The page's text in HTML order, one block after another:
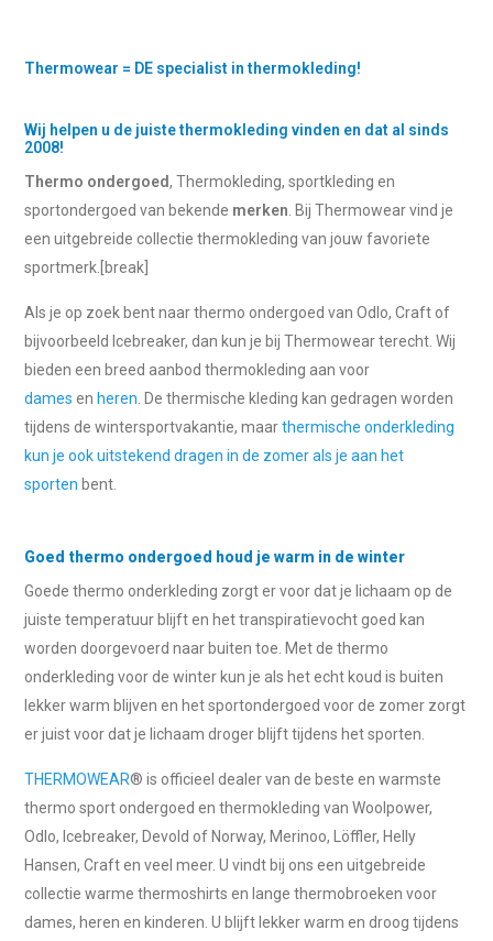
Thermowear = DE specialist in thermokleding!
Wij helpen u de juiste thermokleding vinden en dat al sinds
2008!
Thermo ondergoed, Thermokleding, sportkleding en
sportondergoed van bekende merken . Bij Thermowear vind je
een uitgebreide collectie thermokleding van jouw favoriete
sportmerk.[break]
Als je op zoek bent naar thermo ondergoed van Odlo, Craft of
bijvoorbeeld Icebreaker, dan kun je bij Thermowear terecht. Wij
bieden een breed aanbod thermokleding aan voor
dames en heren . De thermische kleding kan gedragen worden
tijdens de wintersportvakantie, maarthermische onderkleding
kun je ook uitstekend dragen in de zomer als je aan het
sporten bent.
Goed thermo ondergoed houd je warm in de winter
Goede thermo onderkleding zorgt er voor dat je lichaam op de
juiste temperatuur blijft en het transpiratievocht goed kan
worden doorgevoerd naar buiten toe. Met de thermo
onderkleding voor de winter kun je als het echt koud is buiten
lekker warm blijven en het sportondergoed voor de zomer zorgt
er juist voor dat je lichaam droger blijft tijdens het sporten.
THERMOWEAR® is officieel dealer van de beste en warmste
thermo sport ondergoed en thermokleding van Woolpower,
Odlo, Icebreaker, Devold of Norway, Merinoo, Löffler, Helly
Hansen, Craft en veel meer. U vindt bij ons een uitgebreide
collectie warme thermoshirts en lange thermobroeken voor
dames, heren en kinderen. U blijft lekker warm en droog tijdens